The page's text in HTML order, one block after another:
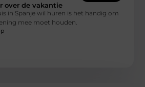
over de vakantie
in Spanje wil huren is het handig om
mee moet houden.